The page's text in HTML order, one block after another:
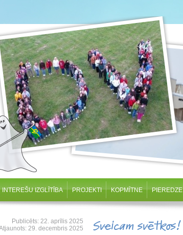
INTEREŠU IZGLĪTĪBA PROJEKTI KOPMĪTNE PIEREDZE
Publicēts: 22. aprīlis 2025
29. decembris 2025
Sveicam svētkos!